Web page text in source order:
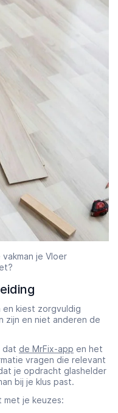
je Vloer
en kiest zorgvuldig
zijn en niet anderen de
dat de MrFix-app en het
vragen die relevant
je opdracht glashelder
bij je klus past.
met je keuzes: